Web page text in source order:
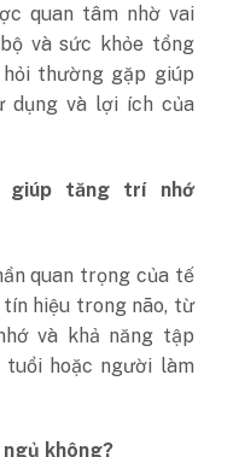
quan tâm nhờ vai
và sức khỏe tổng
thường gặp giúp
dụng và lợi ích của
giúp tăng trí nhớ
quan trọng của tế
hiệu trong não, từ
và khả năng tập
hoặc người làm
không?